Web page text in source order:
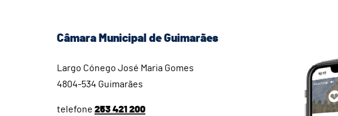
Câmara Municipal de Guimarães
Largo Cónego José Maria Gomes
4804-534 Guimarães
telefone 253 421 200